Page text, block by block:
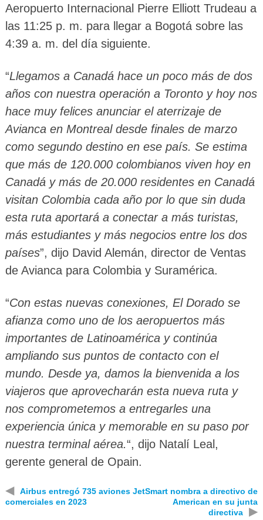
Aeropuerto Internacional Pierre Elliott Trudeau a
las 11:25 p. m. para llegar a Bogotá sobre las
4:39 a. m. del día siguiente.
“Llegamos a Canadá hace un poco más de dos
años con nuestra operación a Toronto y hoy nos
hace muy felices anunciar el aterrizaje de
Avianca en Montreal desde finales de marzo
como segundo destino en ese país. Se estima
que más de 120.000 colombianos viven hoy en
Canadá y más de 20.000 residentes en Canadá
visitan Colombia cada año por lo que sin duda
esta ruta aportará a conectar a más turistas,
más estudiantes y más negocios entre los dos
países”, dijo David Alemán, director de Ventas
de Avianca para Colombia y Suramérica.
“Con estas nuevas conexiones, El Dorado se
afianza como uno de los aeropuertos más
importantes de Latinoamérica y continúa
ampliando sus puntos de contacto con el
mundo. Desde ya, damos la bienvenida a los
viajeros que aprovecharán esta nueva ruta y
nos comprometemos a entregarles una
experiencia única y memorable en su paso por
nuestra terminal aérea.“, dijo Natalí Leal,
gerente general de Opain.
◀
Airbus entregó 735 aviones
comerciales en 2023
JetSmart nombra a directivo de
American en su junta
directiva
▶